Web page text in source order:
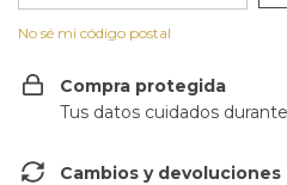
No sé mi código postal
Compra protegida
Tus datos cuidados
Cambios y devoluciones